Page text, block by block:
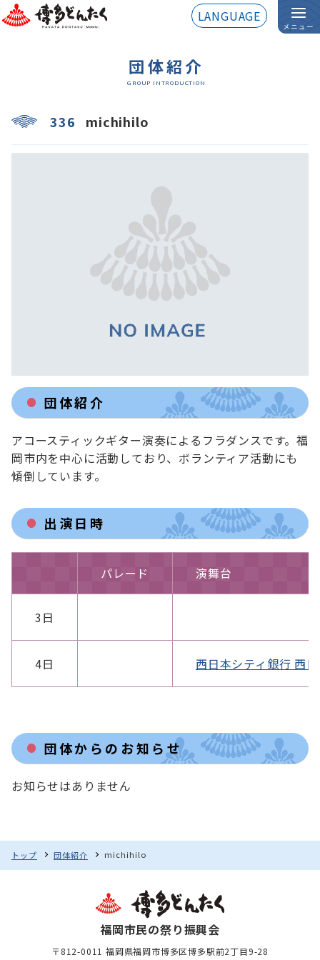
LANGUAGE
メニュー
団体紹介
GROUP INTRODUCTION
336 michihilo
団体紹介
アコースティックギター演奏によるフラダンスです。福
岡市内を中心に活動しており、ボランティア活動にも
傾倒しています。
出演日時
パレード 演舞台
3日
4日 西日本シティ銀行 西
団体からのお知らせ
お知らせはありません
トップ 団体紹介 michihilo
福岡市民の祭り振興会
〒812-0011 福岡県福岡市博多区博多駅前2丁目9-28